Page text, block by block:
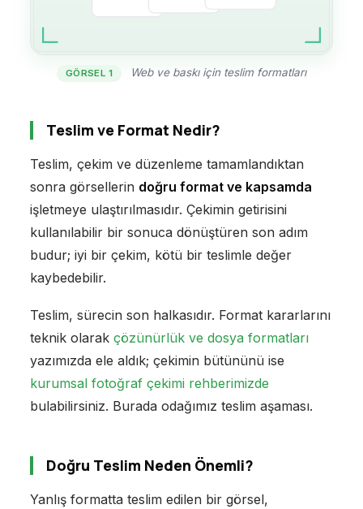
GÖRSEL 1 Web ve baskı için teslim formatları
Teslim ve Format Nedir?
Teslim, çekim ve düzenleme tamamlandıktan
sonra görsellerin doğru format ve kapsamda
işletmeye ulaştırılmasıdır. Çekimin getirisini
kullanılabilir bir sonuca dönüştüren son adım
budur; iyi bir çekim, kötü bir teslimle değer
kaybedebilir.
Teslim, sürecin son halkasıdır. Format kararlarını
teknik olarak çözünürlük ve dosya formatları
yazımızda ele aldık; çekimin bütününü ise
kurumsal fotoğraf çekimi rehberimizde
bulabilirsiniz. Burada odağımız teslim aşaması.
Doğru Teslim Neden Önemli?
Yanlış formatta teslim edilen bir görsel,